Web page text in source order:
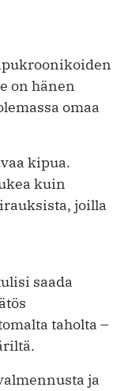
on hänen
omaa
kipua.
kuin
joilla
saada
taholta –
ja